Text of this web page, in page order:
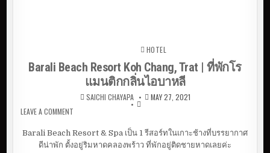
HOTEL
Barali Beach Resort Koh Chang, Trat | ที่พักโร
แมนติกกลิ่นไอบาหลี
SAICHI CHAYAPA
MAY 27, 2021
LEAVE A COMMENT
Barali Beach Resort & Spa เป็น 1 รีสอร์ทในเกาะช้างที่บรรยากาศ
ดีน่าพัก ตั้งอยู่ริมหาดคลองพร้าว ที่พักอยู่ติดชายหาดเลยค่ะ